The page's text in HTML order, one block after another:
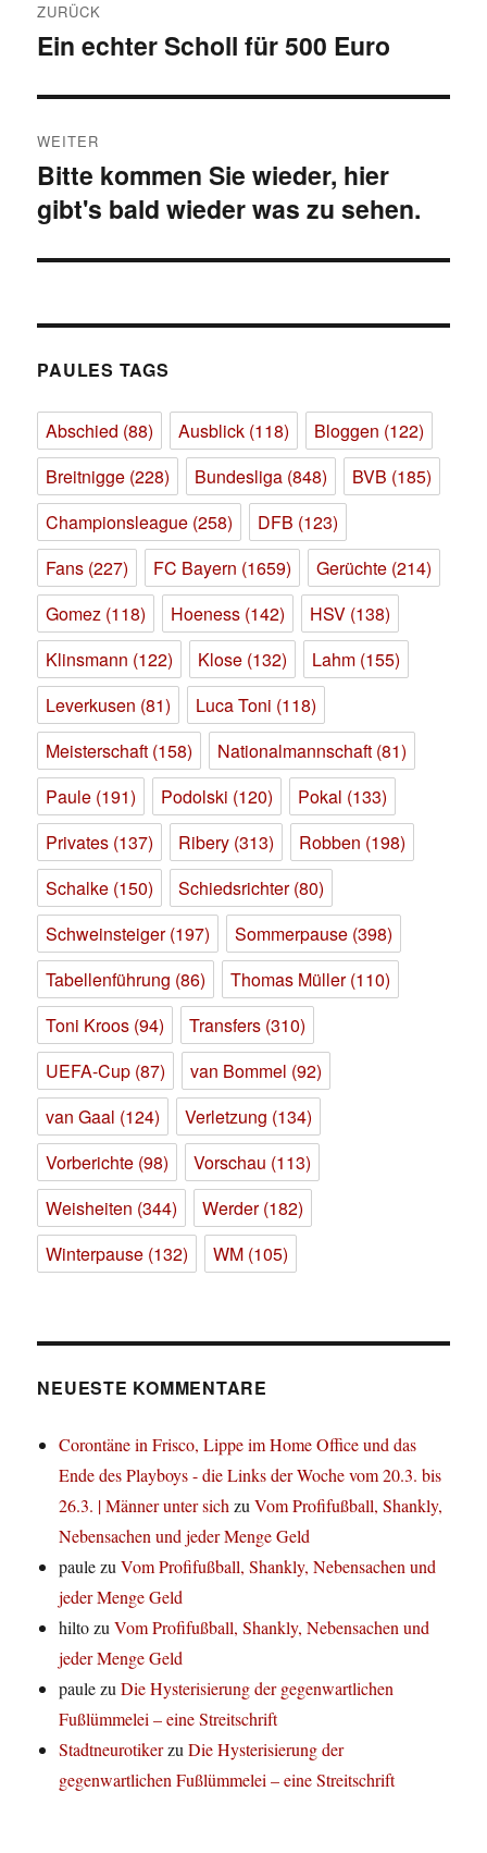
ZURÜCK
Vorheriger
Ein echter Scholl für 500 Euro
WEITER
Nächster
Beitrag:
Bitte kommen Sie wieder, hier
gibt's bald wieder was zu sehen.
PAULES TAGS
Abschied (88) Ausblick (118) Bloggen (122)
Breitnigge (228) Bundesliga (848) BVB (185)
Championsleague (258) DFB (123)
Fans (227) FC Bayern (1659) Gerüchte (214)
Gomez (118) Hoeness (142) HSV (138)
Klinsmann (122) Klose (132) Lahm (155)
Leverkusen (81) Luca Toni (118)
Meisterschaft (158) Nationalmannschaft (81)
Paule (191) Podolski (120) Pokal (133)
Privates (137) Ribery (313) Robben (198)
Schalke (150) Schiedsrichter(80)
Schweinsteiger(197) Sommerpause (398)
Tabellenführung (86) Thomas Müller(110)
Toni Kroos (94) Transfers (310)
UEFA-Cup (87) van Bommel (92)
van Gaal (124) Verletzung (134)
Vorberichte (98) Vorschau (113)
Weisheiten (344) Werder(182)
Winterpause (132) WM (105)
NEUESTE KOMMENTARE
Corontäne in Frisco, Lippe im Home Office und das
Ende des Playboys - die Links der Woche vom 20.3. bis
26.3. | Männer unter sichzuVom Profifußball, Shankly,
Nebensachen und jeder Menge Geld
paulezuVom Profifußball, Shankly, Nebensachen und
jeder Menge Geld
hiltozuVom Profifußball, Shankly, Nebensachen und
jeder Menge Geld
paulezuDie Hysterisierung der gegenwartlichen
Fußlümmelei – eine Streitschrift
StadtneurotikerzuDie Hysterisierung der
gegenwartlichen Fußlümmelei – eine Streitschrift